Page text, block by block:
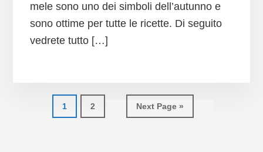
mele sono uno dei simboli dell’autunno e
sono ottime per tutte le ricette. Di seguito
vedrete tutto […]
Page
1 Page
2
Go
to
Next Page »